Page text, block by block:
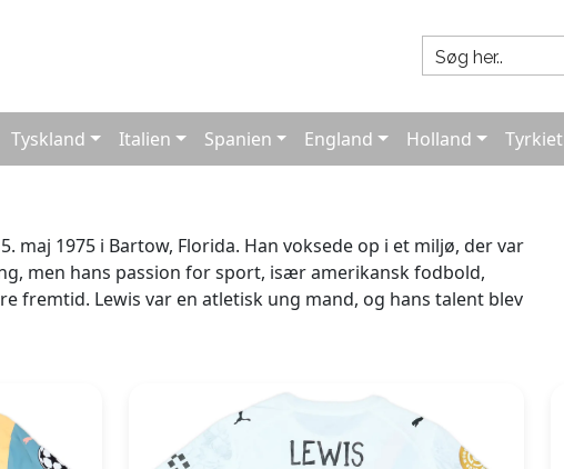
Tyskland Italien Spanien England Holland Tyrkiet
maj 1975 i Bartow, Florida. Han voksede op i et miljø, der var
men hans passion for sport, især amerikansk fodbold,
fremtid. Lewis var en atletisk ung mand, og hans talent blev